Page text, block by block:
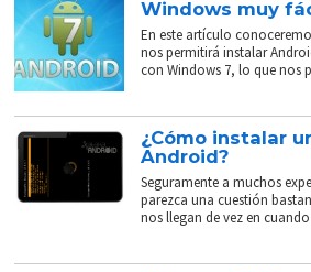
Windows muy
En este artículo
nos permitirá instalar
con Windows 7, lo que nos
¿Cómo instalar
Android?
Seguramente a muchos
parezca una cuestión
nos llegan de vez en